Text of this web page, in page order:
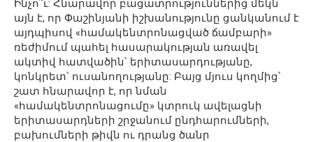
Ինչո՞ւ: Հնարավոր բացատրություններից մեկն
այն է, որ Փաշինյանի իշխանությունը ցանկանում է
այդպիսով «համակենտրոնացված ճամբարի»
ռեժիմում պահել հասարակության առավել
ակտիվ հատվածին՝ երիտասարդությանը,
կոնկրետ՝ ուսանողությանը: Բայց մյուս կողմից՝
շատ հնարավոր է, որ նման
«համակենտրոնացումը» կտրուկ ավելացնի
երիտասարդների շրջանում ընդհարումների,
բախումների թիվն ու դրանց ծանր